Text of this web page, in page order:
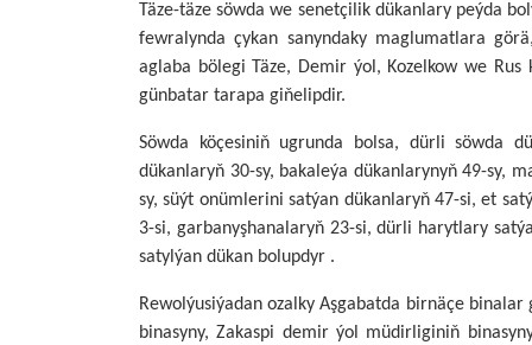
Täze-täze söwda we senetçilik dükanlary peýda
fewralynda çykan sanyndaky maglumatlara
aglaba bölegi Täze, Demir ýol, Kozelkow we
günbatar tarapa giňelipdir.
Söwda köçesiniň ugrunda bolsa, dürli söwda
dükanlaryň 30-sy, bakaleýa dükanlarynyň 49-sy,
sy, süýt onümlerini satýan dükanlaryň 47-si, et
3-si, garbanyşhanalaryň 23-si, dürli harytlary
satylýan dükan bolupdyr .
Rewolýusiýadan ozalky Aşgabatda birnäçe
binasyny, Zakaspi demir ýol müdirliginiň